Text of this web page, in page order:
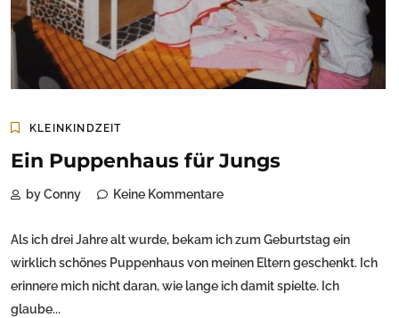
KLEINKINDZEIT
Ein Puppenhaus für Jungs
by Conny Keine Kommentare
Als ich drei Jahre alt wurde, bekam ich zum Geburtstag ein
wirklich schönes Puppenhaus von meinen Eltern geschenkt. Ich
erinnere mich nicht daran, wie lange ich damit spielte. Ich
glaube...